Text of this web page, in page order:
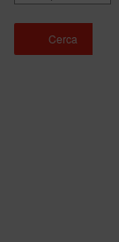
Cerca